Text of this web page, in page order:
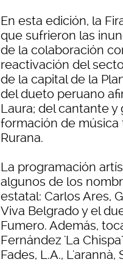
En esta edición, la
que sufrieron las
de la colaboración
reactivación del
de la capital de la
del dueto peruano
Laura; del cantante y
formación de música
Rurana.
La programación
algunos de los
estatal: Carlos Ares,
Viva Belgrado y el
Fumero. Además,
Fernández 'La
Fades, L.A.,